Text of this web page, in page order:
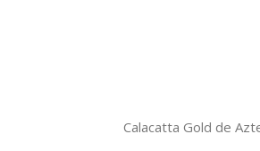
Calacatta Gold de